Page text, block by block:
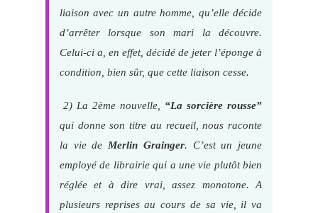
liaison avec un autre homme, qu’elle décide
d’arrêter lorsque son mari la découvre.
Celui-ci a, en effet, décidé de jeter l’éponge à
condition, bien sûr, que cette liaison cesse.
2) La 2ème nouvelle, “La sorcière rousse”
qui donne son titre au recueil, nous raconte
la vie de Merlin Grainger. C’est un jeune
employé de librairie qui a une vie plutôt bien
réglée et à dire vrai, assez monotone. A
plusieurs reprises au cours de sa vie, il va